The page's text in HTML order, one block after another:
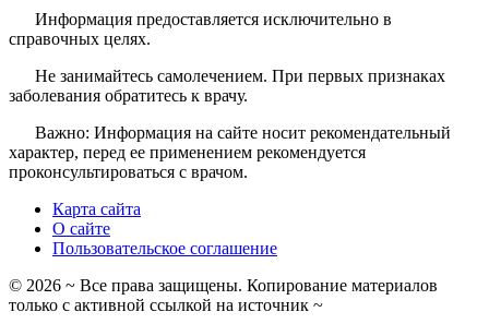
Информация предоставляется исключительно в
справочных целях.
Не занимайтесь самолечением. При первых признаках
заболевания обратитесь к врачу.
Важно: Информация на сайте носит рекомендательный
характер, перед ее применением рекомендуется
проконсультироваться с врачом.
Карта сайта
О сайте
Пользовательское соглашение
© 2026 ~ Все права защищены. Копирование материалов
только с активной ссылкой на источник ~